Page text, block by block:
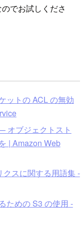
でお試しくださ
ットの ACL の無効
オブジェクトスト
| Amazon Web
スに関する用語集 -
ための S3 の使用 -